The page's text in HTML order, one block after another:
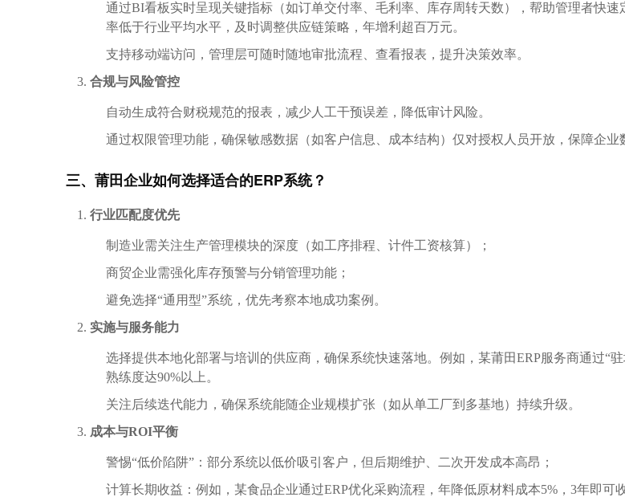
通过BI看板实时呈现关键指标（如订单交付率、毛利率、库存周转天数），帮助管理者快
率低于行业平均水平，及时调整供应链策略，年增利超百万元。
支持移动端访问，管理层可随时随地审批流程、查看报表，提升决策效率。
合规与风险管控
自动生成符合财税规范的报表，减少人工干预误差，降低审计风险。
通过权限管理功能，确保敏感数据（如客户信息、成本结构）仅对授权人员开放，保障企业
三、莆田企业如何选择适合的ERP系统？
行业匹配度优先
制造业需关注生产管理模块的深度（如工序排程、计件工资核算）；
商贸企业需强化库存预警与分销管理功能；
避免选择“通用型”系统，优先考察本地成功案例。
实施与服务能力
选择提供本地化部署与培训的供应商，确保系统快速落地。例如，某莆田ERP服务商通过“
熟练度达90%以上。
关注后续迭代能力，确保系统能随企业规模扩张（如从单工厂到多基地）持续升级。
成本与ROI平衡
警惕“低价陷阱”：部分系统以低价吸引客户，但后期维护、二次开发成本高昂；
计算长期收益：例如，某食品企业通过ERP优化采购流程，年降低原材料成本5%，3年即可